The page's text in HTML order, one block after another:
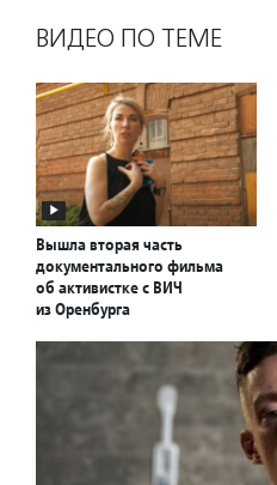
ВИДЕО ПО ТЕМЕ
Вышла вторая часть
документального фильма
об активистке с ВИЧ
из Оренбурга